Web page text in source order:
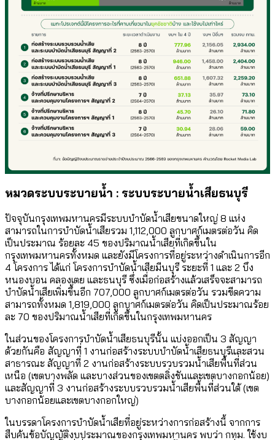
หมวดระบบระบายน้ำ : ระบบระบายน้ำเสียธนบุรี
ปัจจุบันกรุงเทพมหานครมีระบบบำบัดน้ำเสียขนาดใหญ่ 8 แห่ง
สามารถในการบำบัดน้ำเสียรวม 1,112,000 ลูกบาศก์เมตรต่อวัน คิด
เป็นประมาณ ร้อยละ 45 ของปริมาณน้ำเสียที่เกิดขึ้นใน
กรุงเทพมหานครทั้งหมด และยังมีโครงการที่อยู่ระหว่างดำเนินการอีก
4 โครงการ ได้แก่ โครงการบำบัดน้ำเสียมีนบุรี ระยะที่ 1 และ 2 บึง
หนองบอน คลองเตย และธนบุรี ซึ่งเมื่อก่อสร้างแล้วเสร็จจะสามารถ
บำบัดน้ำเสียเพิ่มขึ้นอีก 707,000 ลูกบาศก์เมตรต่อวัน รวมขีดความ
สามารถทั้งหมด 1,819,000 ลูกบาศก์เมตรต่อวัน คิดเป็นประมาณร้อย
ละ 70 ของปริมาณน้ำเสียที่เกิดขึ้นในกรุงเทพมหานคร
ในส่วนของโครงการบำบัดน้ำเสียธนบุรีนั้น แบ่งออกเป็น 3 สัญญา
ด้วยกันคือ สัญญาที่ 1 งานก่อสร้างระบบบำบัดน้ำเสียธนบุรีและสวน
สาธารณะ สัญญาที่ 2 งานก่อสร้างระบบรวบรวมน้ำเสียพื้นที่ส่วน
เหนือ (เขตบางพลัด และบางส่วนของเขตตลิ่งชันและเขตบางกอกน้อย)
และสัญญาที่ 3 งานก่อสร้างระบบรวบรวมน้ำเสียพื้นที่ส่วนใต้ (เขต
บางกอกน้อยและเขตบางกอกใหญ่)
ในบรรดาโครงการบำบัดน้ำเสียที่อยู่ระหว่างการก่อสร้างนี้ จากการ
สืบค้นข้อบัญญัติงบประมาณของกรุงเทพมหานคร พบว่า กทม. ใช้งบ